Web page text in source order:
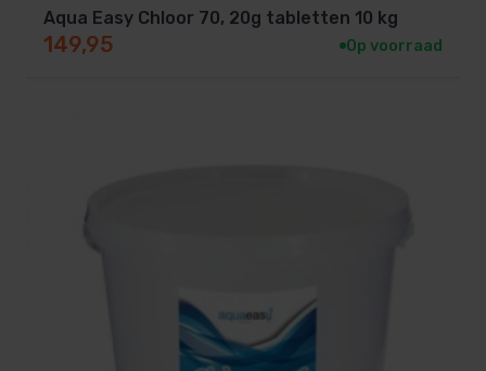
Aqua Easy Chloor 70, 20g tabletten 10 kg
149,95 Op voorraad